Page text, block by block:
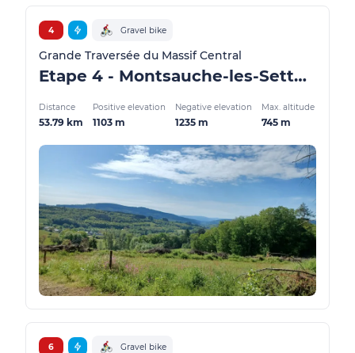
4 Gravel bike
Grande Traversée du Massif Central
Etape 4 - Montsauche-les-Settons / Anost - GMTC Gravel
Distance
53.79 km
Positive elevation
1103 m
Negative elevation
1235 m
Max. altitude
745 m
6 Gravel bike